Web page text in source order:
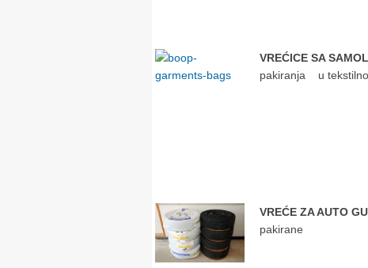
VREĆICE SA
pakiranja u tekstilnoj
VREĆE ZA AUTO
pakirane